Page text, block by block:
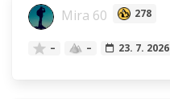
Mira 60 278
– – 23. 7. 2026